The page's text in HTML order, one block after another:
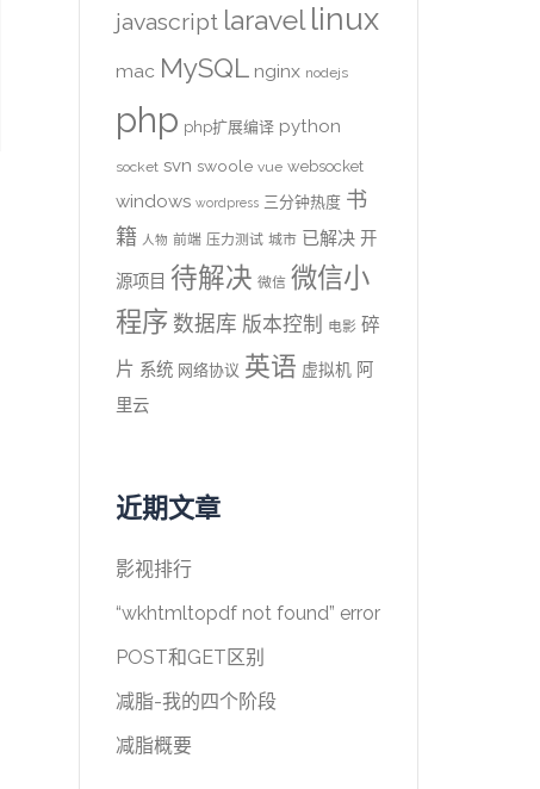
javascript laravel linux
mac MySQL nginx nodejs
php php扩展编译 python
socket svn swoole vue websocket
windows wordpress 三分钟热度 书
籍 人物 前端 压力测试 城市 已解决 开
源项目 待解决 微信 微信小
程序 数据库 版本控制 电影 碎
片 系统 网络协议 英语 虚拟机 阿
里云
近期文章
影视排行
“wkhtmltopdf not found” error
POST和GET区别
减脂-我的四个阶段
减脂概要